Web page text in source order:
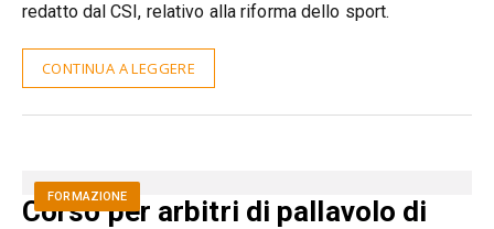
redatto dal CSI, relativo alla riforma dello sport.
CONTINUA A LEGGERE
FORMAZIONE
Corso per arbitri di pallavolo di